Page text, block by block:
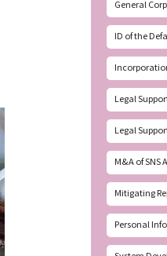
General
ID of the
Legal
Legal
M&A of SNS
Mitigating
Personal